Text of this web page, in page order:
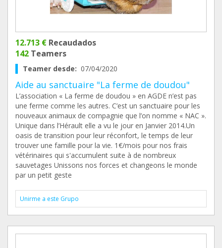
12.713 € Recaudados
142 Teamers
Teamer desde: 07/04/2020
Aide au sanctuaire "La ferme de doudou"
L’association « La ferme de doudou » en AGDE n’est pas
une ferme comme les autres. C’est un sanctuaire pour les
nouveaux animaux de compagnie que l’on nomme « NAC ».
Unique dans l’Hérault elle a vu le jour en Janvier 2014.Un
oasis de transition pour leur réconfort, le temps de leur
trouver une famille pour la vie. 1€/mois pour nos frais
vétérinaires qui s'accumulent suite à de nombreux
sauvetages Unissons nos forces et changeons le monde
par un petit geste
Unirme a este Grupo